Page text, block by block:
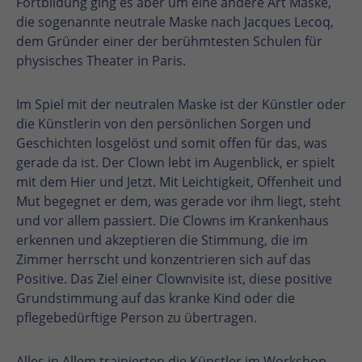
die sogenannte neutrale Maske nach Jacques Lecoq,
dem Gründer einer der berühmtesten Schulen für
physisches Theater in Paris.
Im Spiel mit der neutralen Maske ist der Künstler oder
die Künstlerin von den persönlichen Sorgen und
Geschichten losgelöst und somit offen für das, was
gerade da ist. Der Clown lebt im Augenblick, er spielt
mit dem Hier und Jetzt. Mit Leichtigkeit, Offenheit und
Mut begegnet er dem, was gerade vor ihm liegt, steht
und vor allem passiert. Die Clowns im Krankenhaus
erkennen und akzeptieren die Stimmung, die im
Zimmer herrscht und konzentrieren sich auf das
Positive. Das Ziel einer Clownvisite ist, diese positive
Grundstimmung auf das kranke Kind oder die
pflegebedürftige Person zu übertragen.